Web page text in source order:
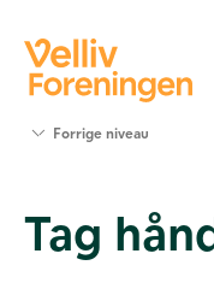
Værktøjer
og viden
Forrige niveau
Tag